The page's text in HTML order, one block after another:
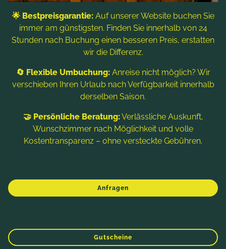
Folgen Sie uns
🌟 Bestpreisgarantie:Auf unserer Website buchen Sie
immer am günstigsten. Finden Sie innerhalb von 24
Stunden nach Buchung einen besseren Preis, erstatten
wir die Differenz.
🔄 Flexible Umbuchung:Anreise nicht möglich? Wir
verschieben Ihren Urlaub nach Verfügbarkeit innerhalb
derselben Saison.
🤝 Persönliche Beratung:Verlässliche Auskunft,
Wunschzimmer nach Möglichkeit und volle
Kostentransparenz – ohne versteckte Gebühren.
Anfragen
Gutscheine
teilweise mit Hilfe von KI erstellt. Weitere Informationen finden
Sie in derDatenschutzerklärung